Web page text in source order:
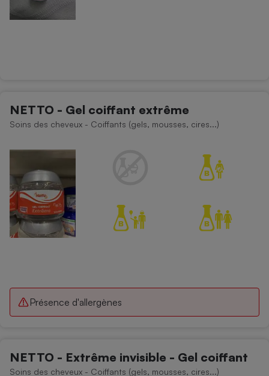
NETTO - Gel coiffant extrême
Soins des cheveux - Coiffants (gels, mousses, cires...)
Présence d'allergènes
NETTO - Extrême invisible - Gel coiffant
Soins des cheveux - Coiffants (gels, mousses, cires...)